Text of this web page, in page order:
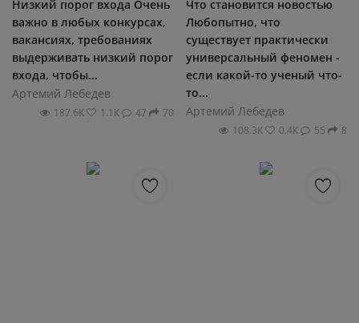
Низкий порог входа Очень
важно в любых конкурсах,
вакансиях, требованиях
выдерживать низкий порог
входа, чтобы...
Артемий Лебедев
187.6К 1.1К 47 70
Что становится новостью
Любопытно, что
существует практически
универсальный феномен -
если какой-то ученый что-
то...
Артемий Лебедев
108.3К 0.4К 55 8